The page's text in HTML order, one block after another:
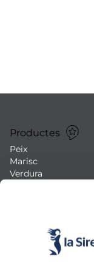
Productes
Peix
Marisc
Verdura